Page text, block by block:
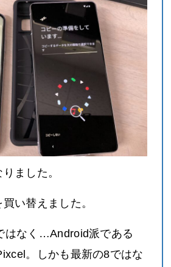
ました。
い替えました。
はなく…Android派である
。しかも最新の8ではな